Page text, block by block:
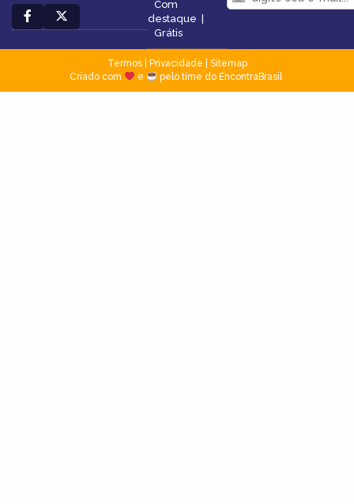
Com
destaque |
Grátis
Termos| Privacidade
Sitemap
Criado com
e pelo time do EncontraBrasil